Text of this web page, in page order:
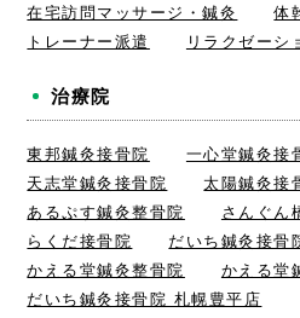
在宅訪問マッサージ・鍼灸
体
トレーナー派遣
リラクゼーシ
治療院
東邦鍼灸接骨院
一心堂鍼灸接
天志堂鍼灸接骨院
太陽鍼灸接
あるぷす鍼灸整骨院
さんぐん
らくだ接骨院
だいち鍼灸接骨
かえる堂鍼灸整骨院
かえる堂
だいち鍼灸接骨院 札幌豊平店